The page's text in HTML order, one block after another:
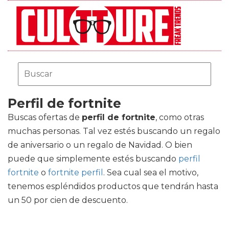
Perfil de fortnite
Buscas ofertas de perfil de fortnite, como otras
muchas personas. Tal vez estés buscando un regalo
de aniversario o un regalo de Navidad. O bien
puede que simplemente estés buscando perfil
fortnite o fortnite perfil . Sea cual sea el motivo,
tenemos espléndidos productos que tendrán hasta
un 50 por cien de descuento.